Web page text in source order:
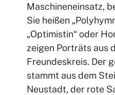
Maschineneinsatz,
Sie heißen
„Optimistin“ oder
zeigen Porträts aus
Freundeskreis. Der
stammt aus dem
Neustadt, der rote